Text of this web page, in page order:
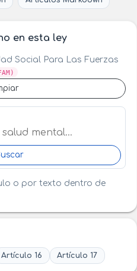
en esta ley
Social Para Las Fuerzas
en esta ley
o por texto dentro de
Artículo 16 Artículo 17